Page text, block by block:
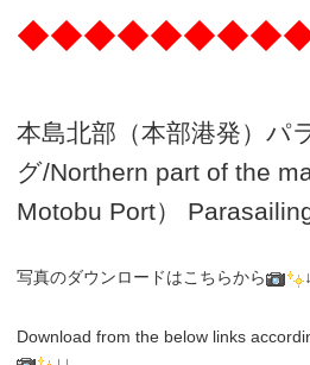
本島北部（本部港発）パ
グ/Northern part of the
Motobu Port）
写真のダウンロードはこちらから
Download from the below links